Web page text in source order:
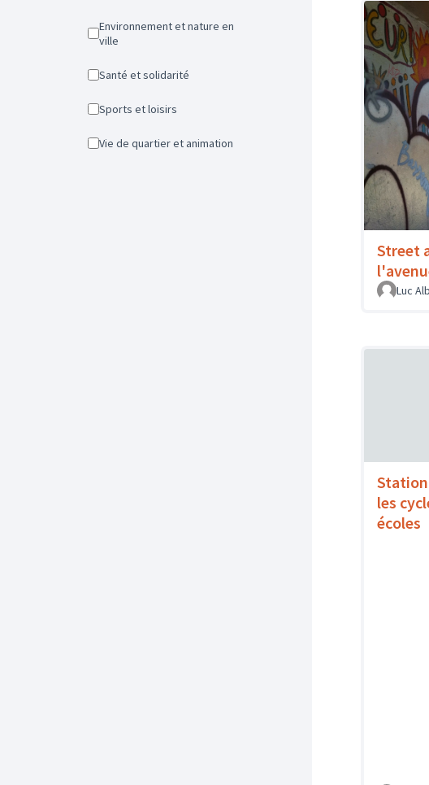
Environnement et nature en
ville
Santé et solidarité
Sports et loisirs
Vie de quartier et animation
Street
Luc
les
écoles